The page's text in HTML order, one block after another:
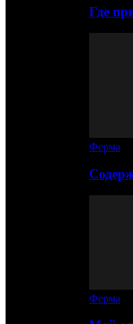
Где
Ферма
Ферма